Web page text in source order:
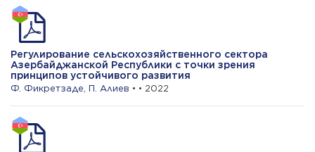
Ф. Кулиев
Перспективы развития чаеводства в
Лерикском районе
Регулирование сельскохозяйственного сектора
Азербайджанской Республики с точки зрения
принципов устойчивого развития
Ф. Фикретзаде П. Алиев • • 2022